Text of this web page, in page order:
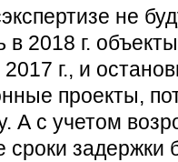
не
в 2018 г.
г., и
проекты,
А с учетом
сроки задержки